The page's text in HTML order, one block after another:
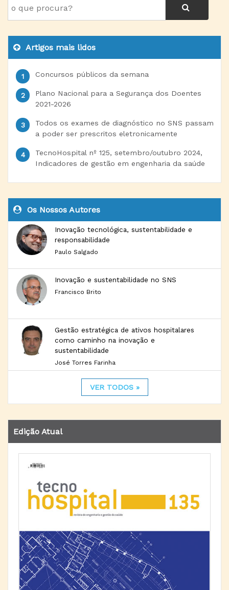
Artigos mais lidos
Concursos públicos da semana
Plano Nacional para a Segurança dos Doentes
2021-2026
Todos os exames de diagnóstico no SNS passam
a poder ser prescritos eletronicamente
TecnoHospital nº 125, setembro/outubro 2024,
Indicadores de gestão em engenharia da saúde
Os Nossos Autores
Inovação tecnológica, sustentabilidade e
responsabilidade
Paulo Salgado
Inovação e sustentabilidade no SNS
Francisco Brito
Gestão estratégica de ativos hospitalares
como caminho na inovação e
sustentabilidade
José Torres Farinha
VER TODOS »
Edição Atual